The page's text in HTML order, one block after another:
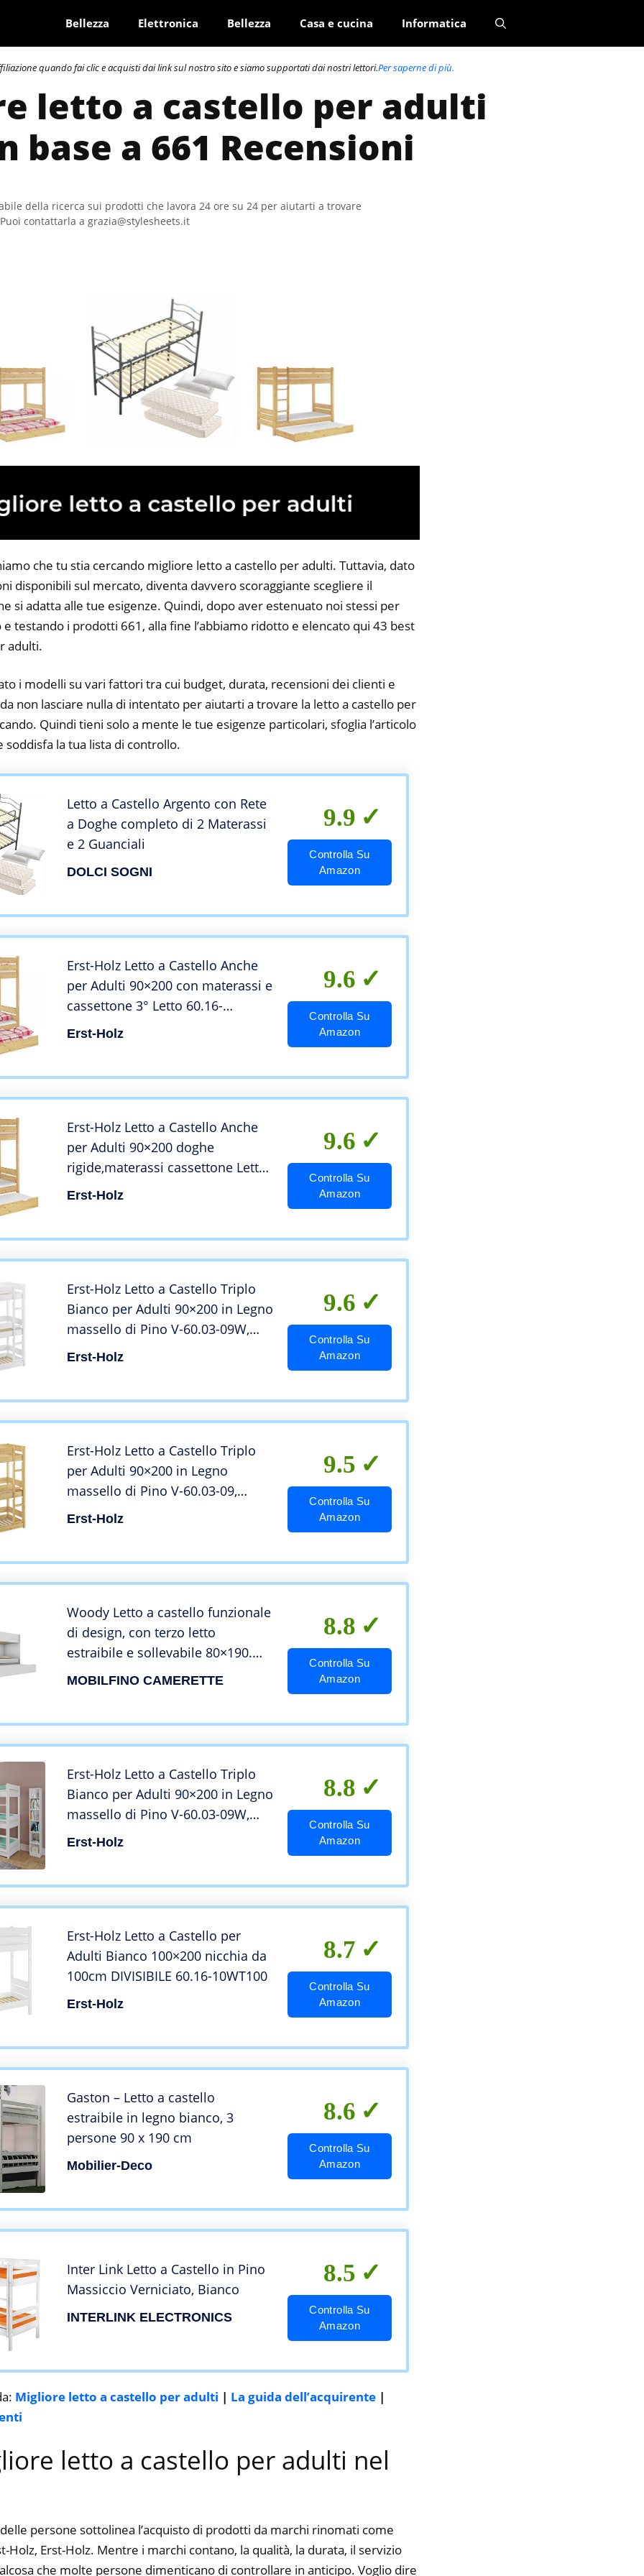
Bellezza Elettronica Bellezza Casa e cucina Informatica
quando fai clic e acquisti dai link sul nostro sito e siamo supportati dai nostri lettori.Per saperne di più.
letto a castello per adulti
base a 661 Recensioni
della ricerca sui prodotti che lavora 24 ore su 24 per aiutarti a trovare
contattarla a grazia@stylesheets.it
che tu stia cercando migliore letto a castello per adulti. Tuttavia, dato
disponibili sul mercato, diventa davvero scoraggiante scegliere il
si adatta alle tue esigenze. Quindi, dopo aver estenuato noi stessi per
testando i prodotti 661, alla fine l’abbiamo ridotto e elencato qui 43 best
adulti.
i modelli su vari fattori tra cui budget, durata, recensioni dei clienti e
non lasciare nulla di intentato per aiutarti a trovare la letto a castello per
Quindi tieni solo a mente le tue esigenze particolari, sfoglia l’articolo
soddisfa la tua lista di controllo.
Letto a Castello Argento con Rete
a Doghe completo di 2 Materassi
e 2 Guanciali
DOLCI SOGNI
9.9
Controlla Su
Amazon
Erst-Holz Letto a Castello Anche
per Adulti 90×200 con materassi e
cassettone 3° Letto 60.16-
09T100MS7M
Erst-Holz
9.6
Controlla Su
Amazon
Erst-Holz Letto a Castello Anche
per Adulti 90×200 doghe
rigide,materassi cassettone Letto
60.16-09MS7M
Erst-Holz
9.6
Controlla Su
Amazon
Erst-Holz Letto a Castello Triplo
Bianco per Adulti 90×200 in Legno
massello di Pino V-60.03-09W,
Accessori:Doghe in Assi di Legno
Erst-Holz
9.6
Controlla Su
Amazon
Erst-Holz Letto a Castello Triplo
per Adulti 90×200 in Legno
massello di Pino V-60.03-09,
Accessori:Doghe in Assi di Legno
Erst-Holz
9.5
Controlla Su
Amazon
Woody Letto a castello funzionale
di design, con terzo letto
estraibile e sollevabile 80×190.
Scala contenitiva inclusa.Bianco
MOBILFINO CAMERETTE
8.8
Controlla Su
Amazon
Erst-Holz Letto a Castello Triplo
Bianco per Adulti 90×200 in Legno
massello di Pino V-60.03-09W,
Accessori:Doghe in Assi di Legno
Erst-Holz
8.8
Controlla Su
Amazon
Erst-Holz Letto a Castello per
Adulti Bianco 100×200 nicchia da
100cm DIVISIBILE 60.16-10WT100
Erst-Holz
8.7
Controlla Su
Amazon
Gaston – Letto a castello
estraibile in legno bianco, 3
persone 90 x 190 cm
Mobilier-Deco
8.6
Controlla Su
Amazon
Inter Link Letto a Castello in Pino
Massiccio Verniciato, Bianco
INTERLINK ELECTRONICS
8.5
Controlla Su
Amazon
Migliore letto a castello per adulti | La guida dell’acquirente |
letto a castello per adulti nel
persone sottolinea l’acquisto di prodotti da marchi rinomati come
Holz, Erst-Holz. Mentre i marchi contano, la qualità, la durata, il servizio
che molte persone dimenticano di controllare in anticipo. Voglio dire